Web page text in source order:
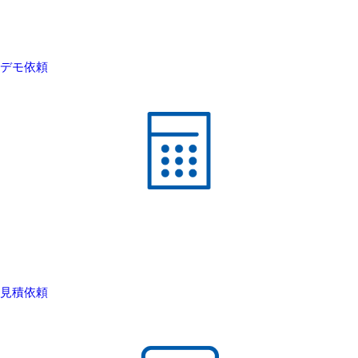
デモ依頼
見積依頼